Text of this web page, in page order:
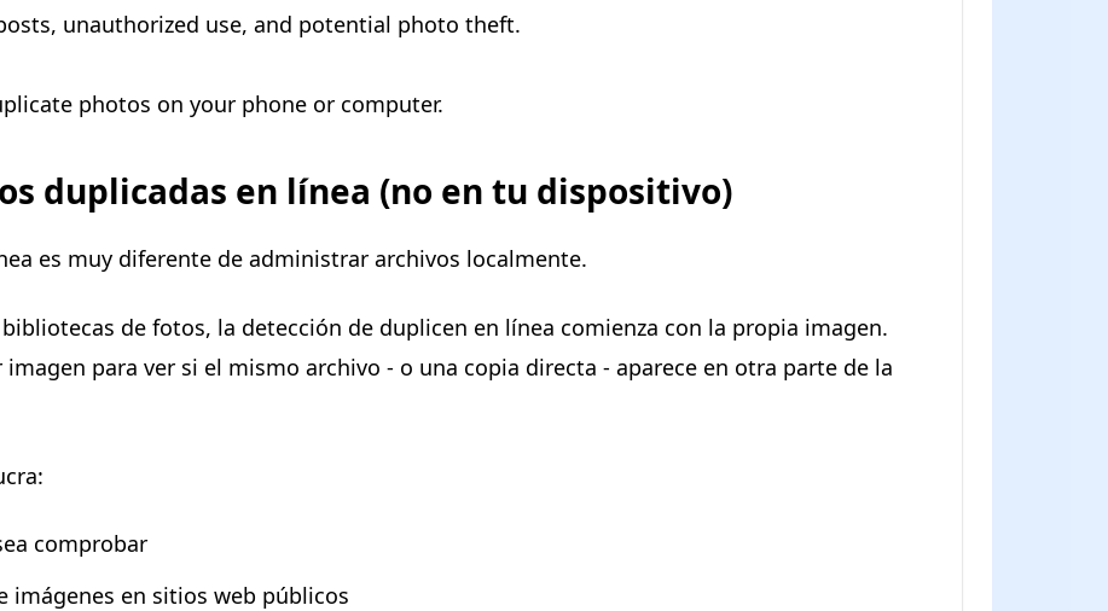
unauthorized use, and potential photo theft.
photos on your phone or computer.
duplicadas en línea (no en tu dispositivo)
es muy diferente de administrar archivos localmente.
de fotos, la detección de duplicen en línea comienza con la propia imagen.
para ver si el mismo archivo - o una copia directa - aparece en otra parte de la
comprobar
imágenes en sitios web públicos